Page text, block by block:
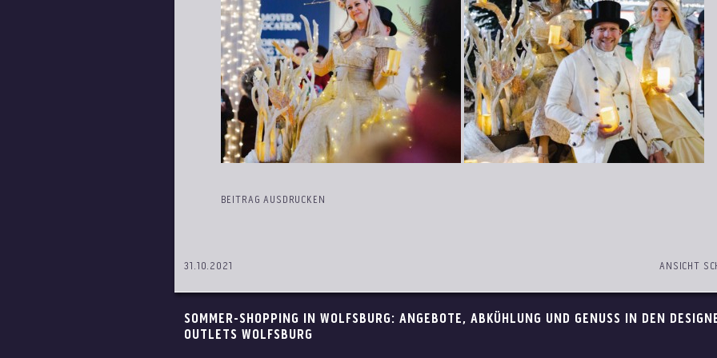
31.10.2021
BEITRAG AUSDRUCKEN
ANSICHT
SOMMER-SHOPPING IN WOLFSBURG: ANGEBOTE, ABKÜHLUNG UND GENUSS IN DEN
OUTLETS WOLFSBURG